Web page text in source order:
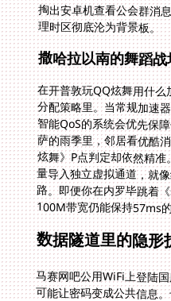
理时区彻底沦为背景板。
撒哈拉以南的舞蹈战
在开普敦玩QQ炫舞用什
分配策略里。当常规加速
智能QoS的系统会优先保
萨的雨季里，邻居看优酷
炫舞》P点判定却依然精
量导入独立虚拟通道，就
路。即便你在内罗毕跳
100M带宽仍能保持57ms
数据隧道里的隐形
马赛网吧公用WiFi上登陆
可能让密码变成公共信息
密隧道，让每个按键指令
神》这类需要账户授权的
支付验证码不会在伊斯坦
关键的是杜绝了账号异常
间凌晨三点出没于罗马和